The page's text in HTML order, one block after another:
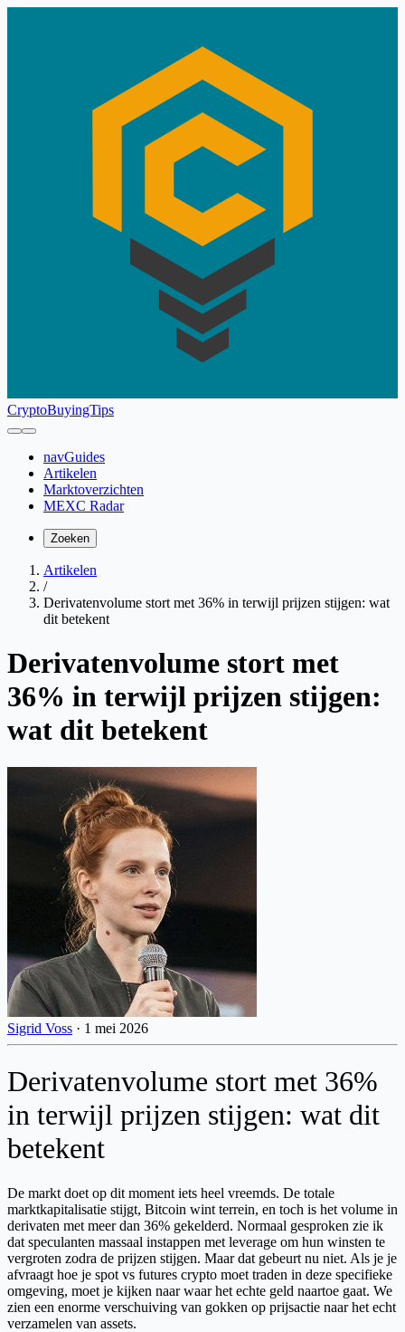
CryptoBuyingTips
navGuides
Artikelen
Marktoverzichten
MEXC Radar
Zoeken
Artikelen
/
Derivatenvolume stort met 36% in terwijl prijzen stijgen: wat
dit betekent
Derivatenvolume stort met
36% in terwijl prijzen stijgen:
wat dit betekent
Sigrid Voss · 1 mei 2026
Derivatenvolume stort met 36%
in terwijl prijzen stijgen: wat dit
betekent
De markt doet op dit moment iets heel vreemds. De totale
marktkapitalisatie stijgt, Bitcoin wint terrein, en toch is het volume in
derivaten met meer dan 36% gekelderd. Normaal gesproken zie ik
dat speculanten massaal instappen met leverage om hun winsten te
vergroten zodra de prijzen stijgen. Maar dat gebeurt nu niet. Als je je
afvraagt hoe je spot vs futures crypto moet traden in deze specifieke
omgeving, moet je kijken naar waar het echte geld naartoe gaat. We
zien een enorme verschuiving van gokken op prijsactie naar het echt
verzamelen van assets.